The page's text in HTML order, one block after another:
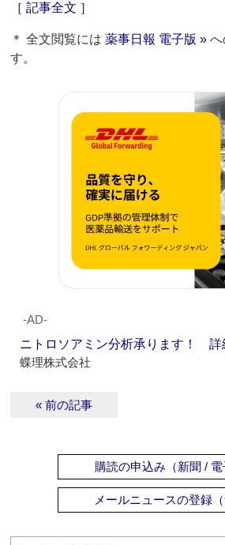
［ 記事全文 ］
＊ 全文閲覧には薬事日報 電子版 » へ
す。
‐AD‐
ニトロソアミン分析承ります！ 詳
蝶理株式会社
« 前の記事
購読の申込み（新聞 / 電
メールニュースの登録（